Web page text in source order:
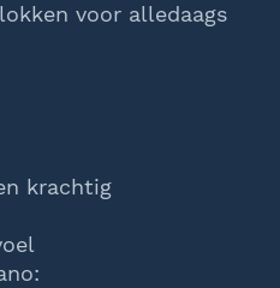
voor alledaags
krachtig